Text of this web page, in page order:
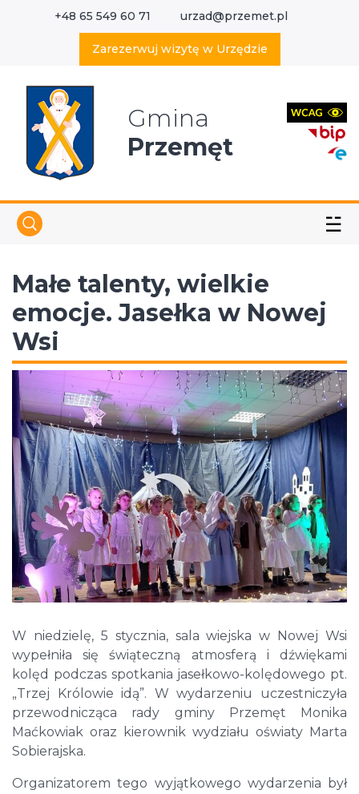
+48 65 549 60 71 urzad@przemet.pl
Zarezerwuj wizytę w Urzędzie
Gmina
Przemęt
☱
Małe talenty, wielkie
emocje. Jasełka w Nowej
Wsi
W niedzielę, 5 stycznia, sala wiejska w Nowej Wsi
wypełniła się świąteczną atmosferą i dźwiękami
kolęd podczas spotkania jasełkowo-kolędowego pt.
„Trzej Królowie idą”. W wydarzeniu uczestniczyła
przewodnicząca rady gminy Przemęt Monika
Maćkowiak oraz kierownik wydziału oświaty Marta
Sobierajska.
Organizatorem tego wyjątkowego wydarzenia był
Wyszukaj w serwisie